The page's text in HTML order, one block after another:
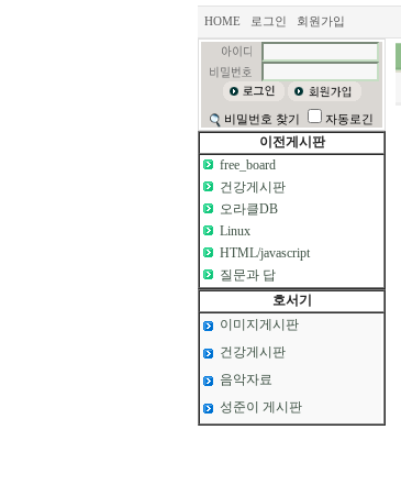
HOME 로그인 회원가입
비밀번호 찾기 자동로긴
이전게시판
free_board
건강게시판
오라클DB
Linux
HTML/javascript
질문과 답
호서기
이미지게시판
건강게시판
음악자료
성준이 게시판